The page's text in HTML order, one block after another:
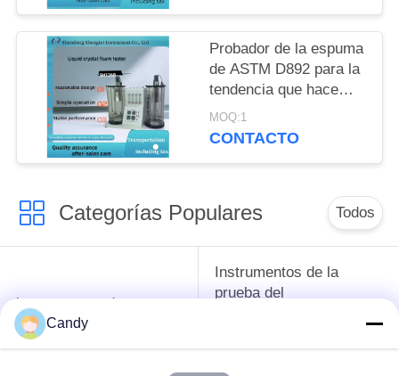
Probador de la espuma
de ASTM D892 para la
tendencia que hace
espuma de medición/el
aceite lubricante de
MOQ:1
CONTACTO
Categorías Populares Todos
instrumentos de
prueba del petróleo
Instrumentos de la
prueba del
la grasa
Candy